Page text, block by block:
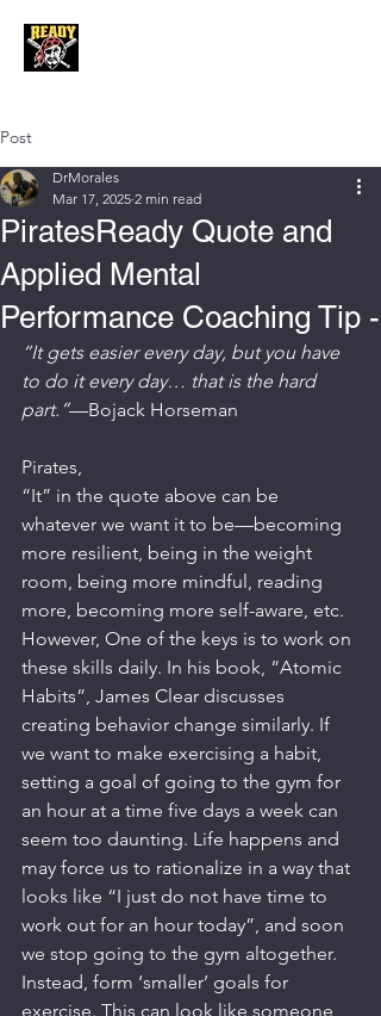
Post
PiratesReady Quote and
Applied Mental
Performance Coaching Tip -
DrMorales
Mar 17, 2025 2 min read
“It gets easier every day, but you have
to do it every day… that is the hard
part.”—Bojack Horseman
Pirates,
“It” in the quote above can be
whatever we want it to be—becoming
more resilient, being in the weight
room, being more mindful, reading
more, becoming more self-aware, etc.
However, One of the keys is to work on
these skills daily. In his book, “Atomic
Habits”, James Clear discusses
creating behavior change similarly. If
we want to make exercising a habit,
setting a goal of going to the gym for
an hour at a time five days a week can
seem too daunting. Life happens and
may force us to rationalize in a way that
looks like “I just do not have time to
work out for an hour today”, and soon
we stop going to the gym altogether.
Instead, form ‘smaller’ goals for
exercise. This can look like someone